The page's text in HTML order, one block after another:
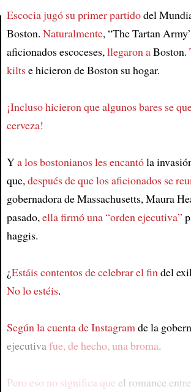
Article
Escocia jugó su primer partidodel
Boston. Naturalmente, “The Tartan
aficionados escoceses,llegaron aBoston.
kiltse hicieron de Boston su hogar.
¡Incluso hicieron que algunos bares se
cerveza!
Ya los bostonianos les encantóla
que,después de que los aficionados se
gobernadora de Massachusetts, Maura
pasado,ella firmó una “orden ejecutiva”
haggis.
¿Estáis contentos de celebrar el findel
No lo estéis.
Según la cuenta de Instagramde la
ejecutivafue, de hecho, una broma.
Pero eso no significa que el romance